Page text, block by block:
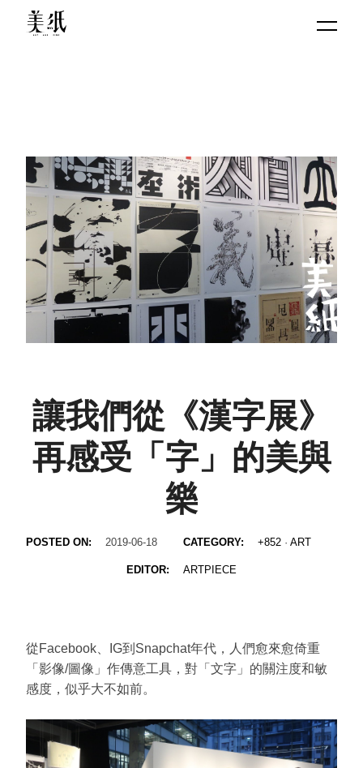
讓我們從《漢字展》
再感受「字」的美與
樂
POSTED ON: 2019-06-18 CATEGORY: +852· ART
EDITOR: ARTPIECE
從Facebook、IG到Snapchat年代，人們愈來愈倚重
「影像/圖像」作傳意工具，對「文字」的關注度和敏
感度，似乎大不如前。